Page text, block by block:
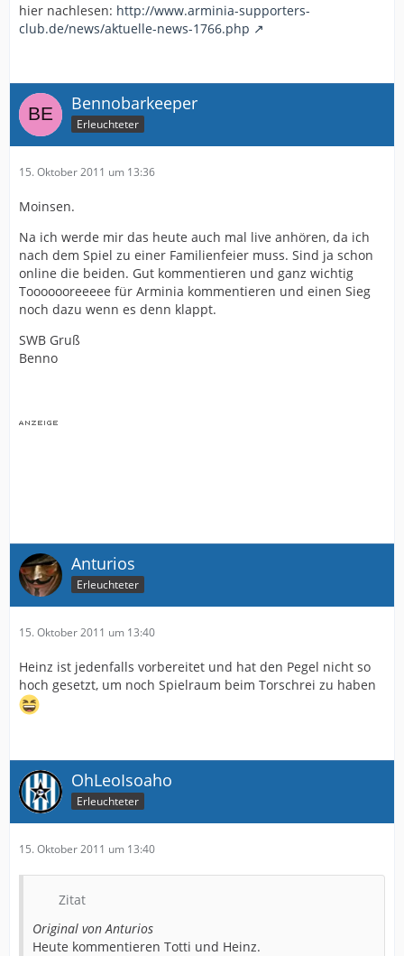
hier nachlesen: http://www.arminia-supporters-
club.de/news/aktuelle-news-1766.php
Bennobarkeeper
Erleuchteter
15. Oktober 2011 um 13:36
Moinsen.
Na ich werde mir das heute auch mal live anhören, da ich
nach dem Spiel zu einer Familienfeier muss. Sind ja schon
online die beiden. Gut kommentieren und ganz wichtig
Tooooooreeeee für Arminia kommentieren und einen Sieg
noch dazu wenn es denn klappt.
SWB Gruß
Benno
Anturios
Erleuchteter
15. Oktober 2011 um 13:40
Heinz ist jedenfalls vorbereitet und hat den Pegel nicht so
hoch gesetzt, um noch Spielraum beim Torschrei zu haben
OhLeoIsoaho
Erleuchteter
15. Oktober 2011 um 13:40
Zitat
Original von Anturios
Heute kommentieren Totti und Heinz.